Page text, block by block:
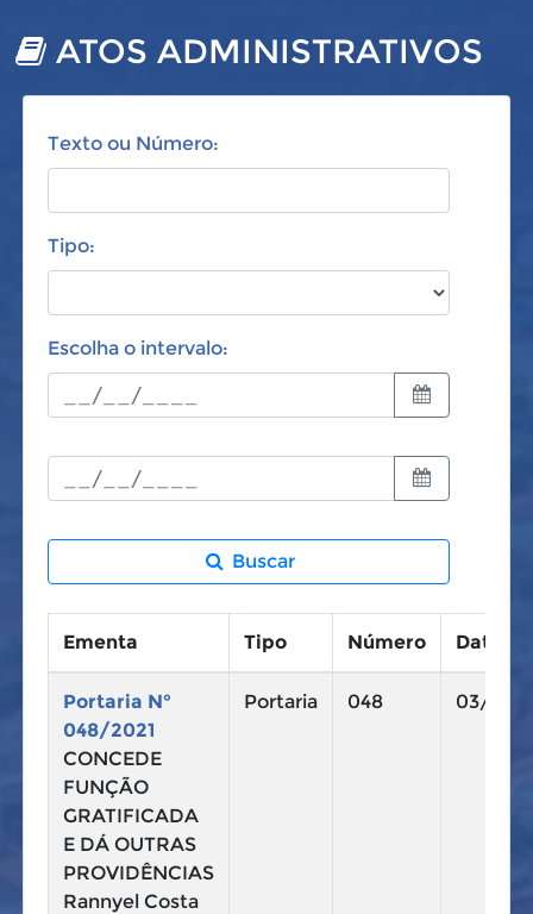
ATOS ADMINISTRATIVOS
Texto ou Número:
Tipo:
Escolha o intervalo:
Buscar
Ementa Tipo Número Data
Portaria N°
048/2021
CONCEDE
FUNÇÃO
GRATIFICADA
E DÁ OUTRAS
PROVIDÊNCIAS
Rannyel Costa
Portaria 048 03/11/